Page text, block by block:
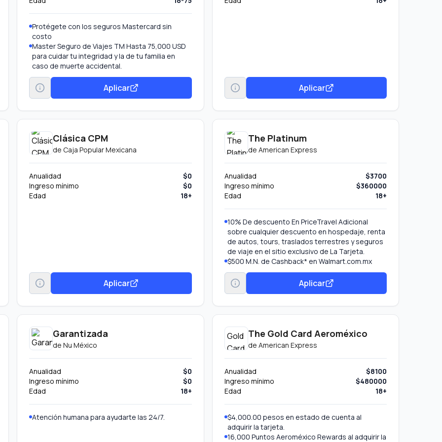
Protégete con los seguros Mastercard sin
costo
Master Seguro de Viajes TM Hasta 75,000 USD
para cuidar tu integridad y la de tu familia en
caso de muerte accidental.
Protección de compras Hasta 200 USD de
cobertura por incidente o daño, si tus artículos
nuevos requieren reemplazo o reparación.
de interés preferencial.
Aumentar tu línea de crédito Obtén más en tu
tarjeta por tu buen comportamiento.
Disponible Banamex Convierte parte de tu línea
de crédito en efectivo con tasa preferencial.
Beneficio por invitación.
Aplicar Aplicar
Clásica CPM
de Caja Popular Mexicana
Anualidad
$0
Ingreso mínimo
$0
Edad
18+
Aplicar
The Platinum
de American Express
Anualidad
$3700
Ingreso mínimo
$360000
Edad
18+
10% De descuento En PriceTravel Adicional
sobre cualquier descuento en hospedaje, renta
de autos, tours, traslados terrestres y seguros
de viaje en el sitio exclusivo de La Tarjeta.
$500 M.N. de Cashback* en Walmart.com.mx
BENEFICIOS DE HOY: Inscríbete al beneficio y
obtén $500 M.N. de *bonificación en tu Estado
de Cuenta al hacer un gasto acumulado de
Cada vez que pagues con tu Tarjeta acumularás
Puntos Membership Rewards® en automático
que podrás intercambiar por diferentes
recompensas como reducir el Saldo de tu
Cuenta, Comprar en línea, obtener Certificados
de Regalo, y más.
10% de Descuento en PriceTravel. Adicional
de viaje en el sitio exclusivo de La Tarjeta.
Aplicar
Garantizada
de Nu México
Anualidad
$0
Ingreso mínimo
$0
Edad
18+
Atención humana para ayudarte las 24/7.
The Gold Card Aeroméxico
de American Express
Anualidad
$8100
Ingreso mínimo
$480000
Edad
18+
$4,000.00 pesos en estado de cuenta al
adquirir la tarjeta.
16,000 Puntos Aeroméxico Rewards al adquirir la